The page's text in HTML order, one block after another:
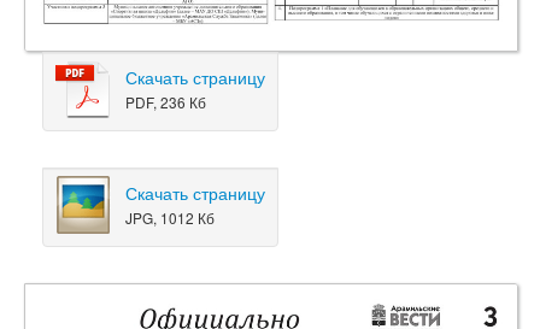
Скачать страницу
PDF, 236 Кб
Скачать страницу
JPG, 1012 Кб